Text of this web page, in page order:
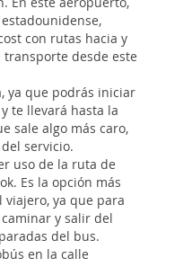
con rutas hacia y
transporte desde este
ya que podrás iniciar
te llevará hasta la
sale algo más caro,
servicio.
uso de la ruta de
Es la opción más
ya que para
y salir del
del bus.
en la calle